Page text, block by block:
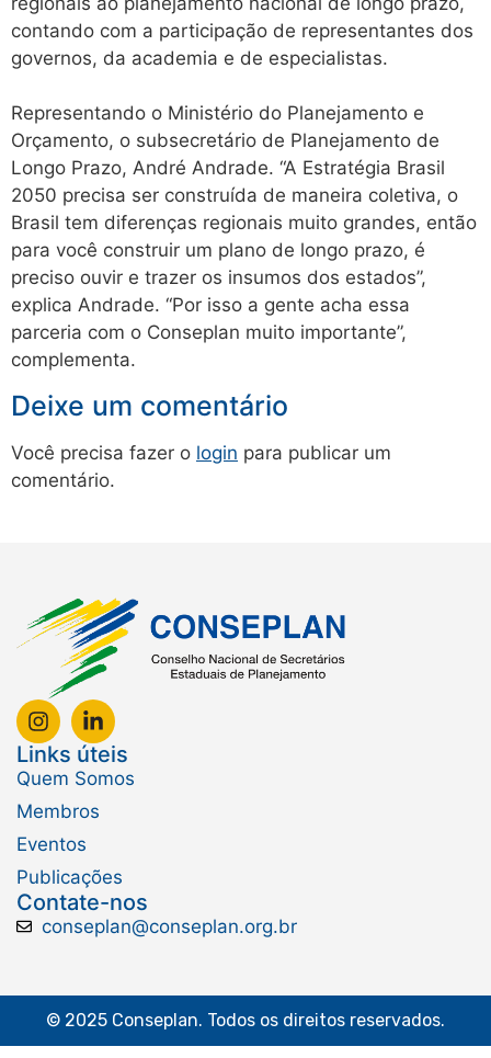
contando com a participação de representantes dos
governos, da academia e de especialistas.
Representando o Ministério do Planejamento e
Orçamento, o subsecretário de Planejamento de
Longo Prazo, André Andrade. “A Estratégia Brasil
2050 precisa ser construída de maneira coletiva, o
Brasil tem diferenças regionais muito grandes, então
para você construir um plano de longo prazo, é
preciso ouvir e trazer os insumos dos estados”,
explica Andrade. “Por isso a gente acha essa
parceria com o Conseplan muito importante”,
complementa.
Deixe um comentário
Você precisa fazer o login para publicar um
comentário.
Links úteis
Quem Somos
Membros
Eventos
Publicações
Contate-nos
conseplan@conseplan.org.br
© 2025 Conseplan. Todos os direitos reservados.